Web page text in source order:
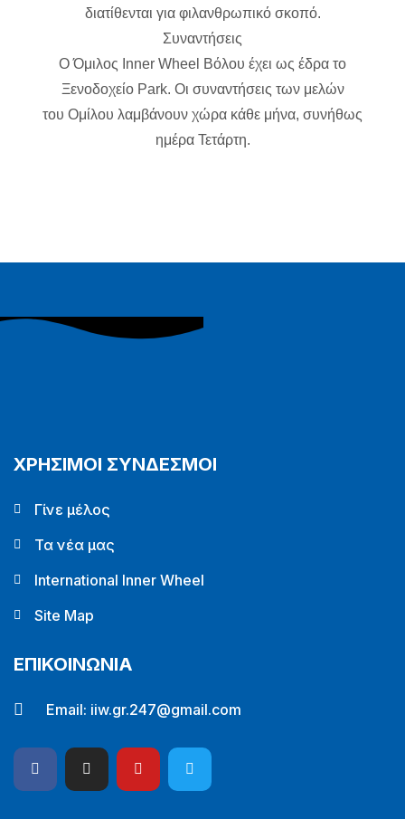
διατίθενται για φιλανθρωπικό σκοπό.
Συναντήσεις
O Όμιλος Inner Wheel Βόλου έχει ως έδρα το
Ξενοδοχείο Park. Οι συναντήσεις των μελών
του Ομίλου λαμβάνουν χώρα κάθε μήνα, συνήθως
ημέρα Τετάρτη.
ΧΡΗΣΙΜΟΙ ΣΥΝΔΕΣΜΟΙ
Γίνε μέλος
Τα νέα μας
International Inner Wheel
Site Map
ΕΠΙΚΟΙΝΩΝΙΑ
Email: iiw.gr.247@gmail.com